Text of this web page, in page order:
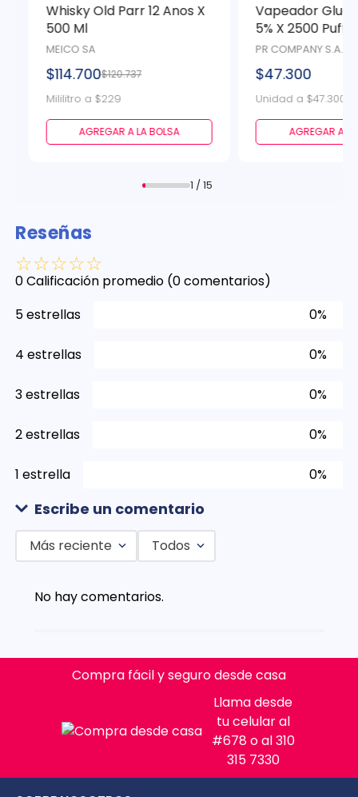
Whisky Old Parr 12 Anos X
500 Ml
MEICO SA
$114.700$120.737
Mililitro a $229
AGREGAR A LA BOLSA
Vapeador
5% X 2500 Puffs
PR COMPANY S.A.S
$47.300
Unidad a $47.300
AGREGAR A
1 / 15
Reseñas
☆☆☆☆☆
0 Calificación promedio (0 comentarios)
5 estrellas
0%
4 estrellas 0%
3 estrellas 0%
2 estrellas 0%
1 estrella 0%
Escribe un comentario
Título
Califica el producto de 1 a 5 estrellas
Tu nombre
Más reciente Todos
No hay comentarios.
Compra fácil y seguro desde casa
Llama desde
tu celular al
#678 o al 310
315 7330